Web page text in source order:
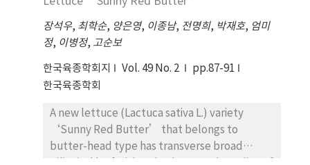
장석우, 최학순, 양은영, 이종남, 전명희, 박재호, 엄미
정, 이병정, 고순보
한국육종학회지 Vol. 49 No. 2
pp.87-91
한국육종학회
A new lettuce (Lactuca sativa L.) variety
‘Sunny Red Butter’ that belongs to
butter-head type has transverse broad